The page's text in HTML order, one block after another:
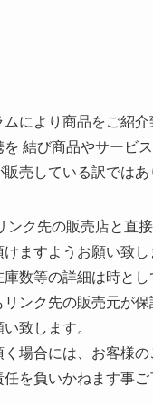
により商品をご紹
結び商品やサービ
売している訳ではあ
ンク先の販売店と直
ますようお願い致し
数等の詳細は時とし
ンク先の販売元が
致します。
場合には、お客様
を負いかねます事ご